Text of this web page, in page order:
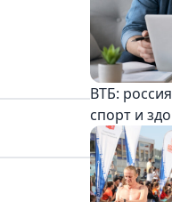
ВТБ:
спорт и